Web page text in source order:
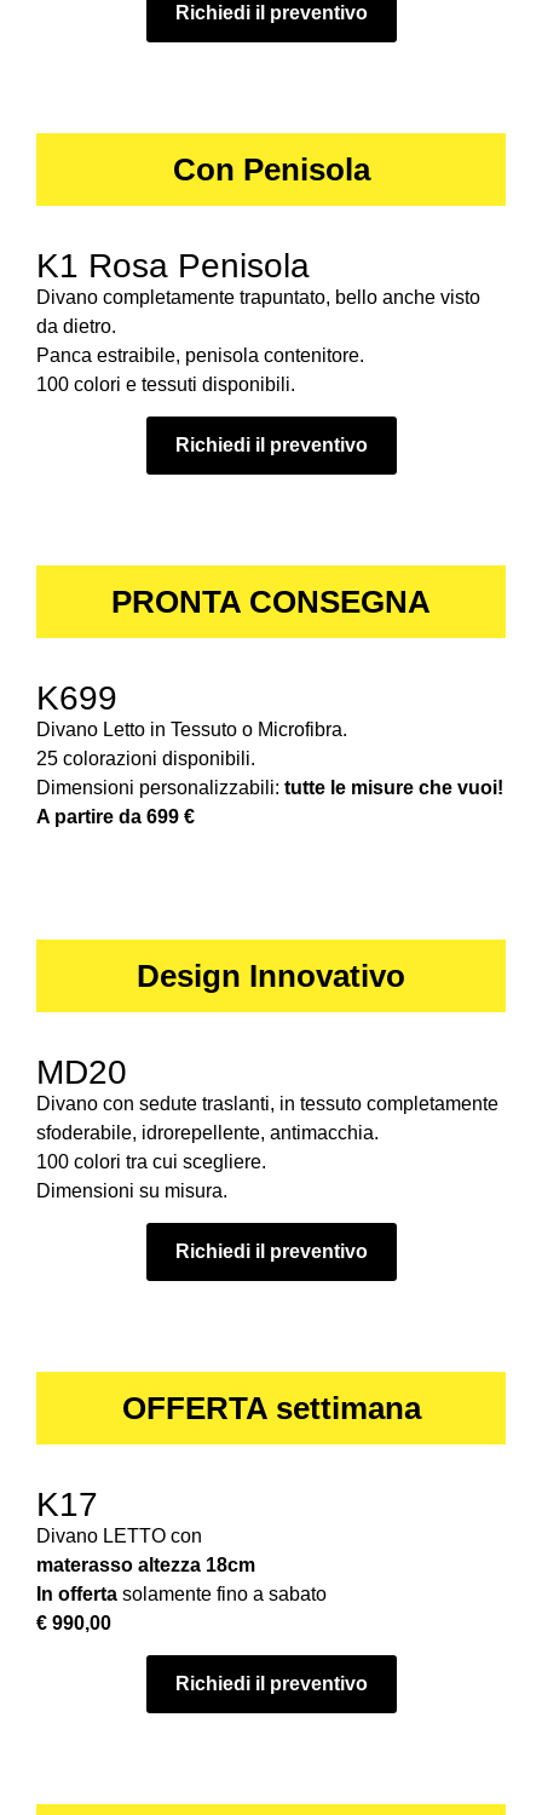
Richiedi il preventivo
Con Penisola
K1 Rosa Penisola
Divano completamente trapuntato, bello anche visto
da dietro.
Panca estraibile, penisola contenitore.
100 colori e tessuti disponibili.
Richiedi il preventivo
PRONTA CONSEGNA
K699
Divano Letto in Tessuto o Microfibra.
25 colorazioni disponibili.
Dimensioni personalizzabili: tutte le misure che vuoi!
A partire da 699 €
Design Innovativo
MD20
Divano con sedute traslanti, in tessuto completamente
sfoderabile, idrorepellente, antimacchia.
100 colori tra cui scegliere.
Dimensioni su misura.
Richiedi il preventivo
OFFERTA settimana
K17
Divano LETTO con
materasso altezza 18cm
In offerta solamente fino a sabato
€ 990,00
Richiedi il preventivo